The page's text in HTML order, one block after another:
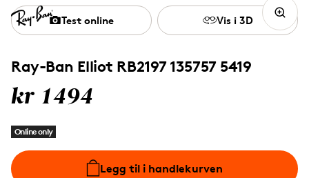
Ray-Ban Elliot RB2197 135757 5419
kr 1494
Online only
Legg til i handlekurven
Test online Vis i 3D